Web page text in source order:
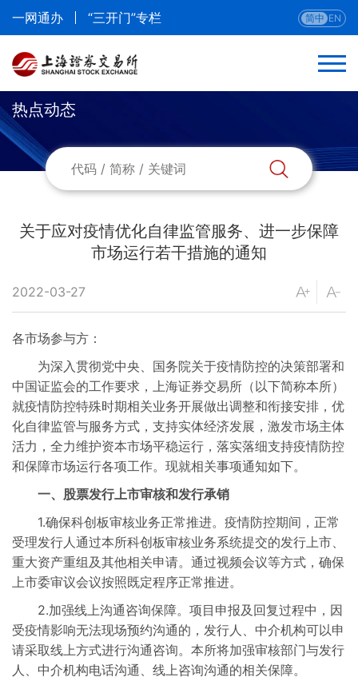
一网通办 “三开门”专栏 简中 EN
返回
热点动态
媒体专区
热点动态
关于应对疫情优化自律监管服务、进一步保障
市场运行若干措施的通知
2022-03-27
各市场参与方：
为深入贯彻党中央、国务院关于疫情防控的决策部署和
中国证监会的工作要求，上海证券交易所（以下简称本所）
就疫情防控特殊时期相关业务开展做出调整和衔接安排，优
化自律监管与服务方式，支持实体经济发展，激发市场主体
活力，全力维护资本市场平稳运行，落实落细支持疫情防控
和保障市场运行各项工作。现就相关事项通知如下。
一、股票发行上市审核和发行承销
1.确保科创板审核业务正常推进。疫情防控期间，正常
受理发行人通过本所科创板审核业务系统提交的发行上市、
重大资产重组及其他相关申请。通过视频会议等方式，确保
上市委审议会议按照既定程序正常推进。
2.加强线上沟通咨询保障。项目申报及回复过程中，因
受疫情影响无法现场预约沟通的，发行人、中介机构可以申
请采取线上方式进行沟通咨询。本所将加强审核部门与发行
人、中介机构电话沟通、线上咨询沟通的相关保障。